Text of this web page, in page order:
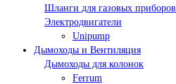
Шланги для газовых приборов
Электродвигатели
Unipump
Дымоходы и Вентиляция
Дымоходы для колонок
Ferrum